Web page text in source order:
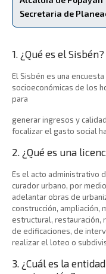
Secretaria de
1. ¿Qué es el Sisbén?
El Sisbén es una
socioeconómicas de los
para
generar ingresos y
focalizar el gasto social
2. ¿Qué es una
Es el acto administrativo
curador urbano, por
adelantar obras de
construcción, ampliación,
estructural, restauración,
de edificaciones, de
realizar el loteo o
3. ¿Cuál es la